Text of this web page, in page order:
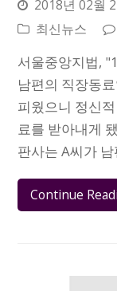
2018년 02월
최신뉴스
서울중앙지법,
남편의 직장동
피웠으니 정신
료를 받아내게
판사는 A씨가
Continue